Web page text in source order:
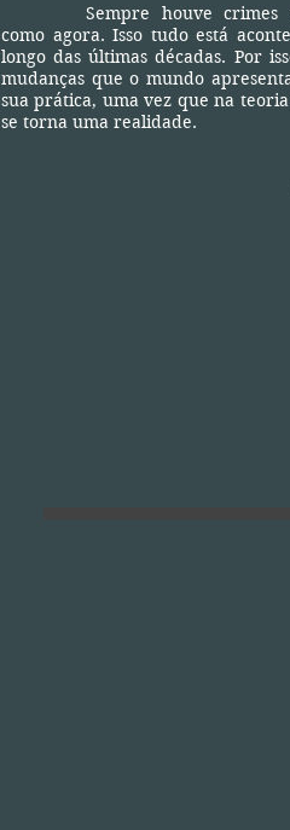
Sempre houve crimes
como agora. Isso tudo está
longo das últimas décadas. Por
mudanças que o mundo
sua prática, uma vez que na
se torna uma realidade.
Elisabeth